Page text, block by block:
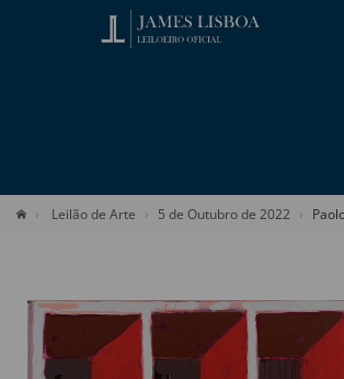
Leilão de Arte 5 de Outubro de 2022